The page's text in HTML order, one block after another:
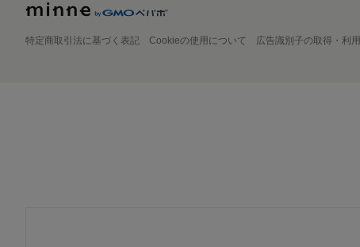
特定商取引法に基づく表記 Cookieの使用について 広告識別子の取得・利用